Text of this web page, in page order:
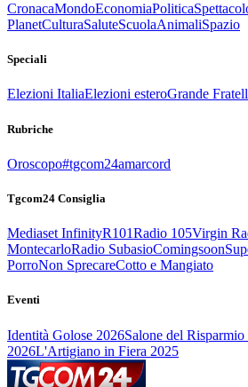
CronacaMondoEconomiaPolitica
PlanetCulturaSaluteScuolaAnimaliSpazio
Speciali
Elezioni ItaliaElezioni esteroGrande
Rubriche
Oroscopo#tgcom24amarcord
Tgcom24 Consiglia
Mediaset InfinityR101Radio 105Virgin
MontecarloRadio SubasioComingsoon
PorroNon SprecareCotto e Mangiato
Eventi
Identità Golose 2026Salone del Risparmio
2026L'Artigiano in Fiera 2025